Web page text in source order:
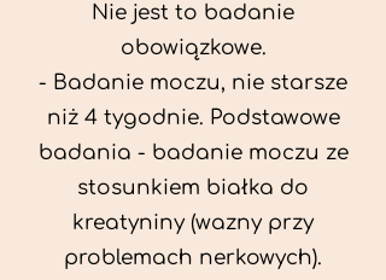
Nie jest to badanie
obowiązkowe.
- Badanie moczu, nie starsze
niż 4 tygodnie. Podstawowe
badania - badanie moczu ze
stosunkiem białka do
kreatyniny (wazny przy
problemach nerkowych).